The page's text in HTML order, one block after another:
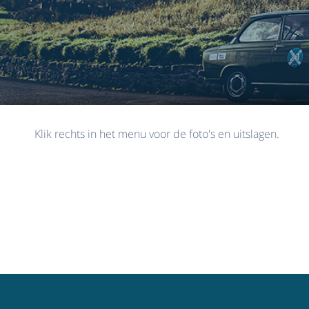
Klik rechts in het menu voor de foto's en uitslagen.